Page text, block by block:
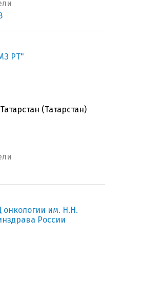
РТ"
(Татарстан)
им. Н.Н.
России